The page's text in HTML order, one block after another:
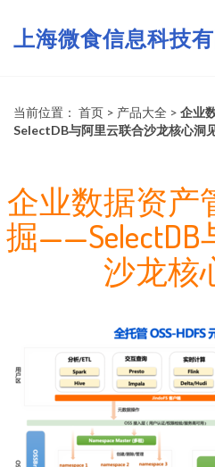
上海微食信息科技
当前位置： 首页 > 产品大全 > 企业
SelectDB与阿里云联合沙龙核心洞
企业数据资产
掘
沙龙核